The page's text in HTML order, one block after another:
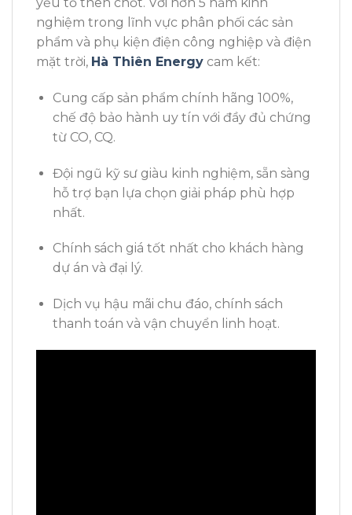
nghiệm trong lĩnh vực phân phối các sản
phẩm và phụ kiện điện công nghiệp và điện
mặt trời, Hà Thiên Energy cam kết:
Cung cấp sản phẩm chính hãng 100%,
chế độ bảo hành uy tín với đầy đủ chứng
từ CO, CQ.
Đội ngũ kỹ sư giàu kinh nghiệm, sẵn sàng
hỗ trợ bạn lựa chọn giải pháp phù hợp
nhất.
Chính sách giá tốt nhất cho khách hàng
dự án và đại lý.
Dịch vụ hậu mãi chu đáo, chính sách
thanh toán và vận chuyển linh hoạt.